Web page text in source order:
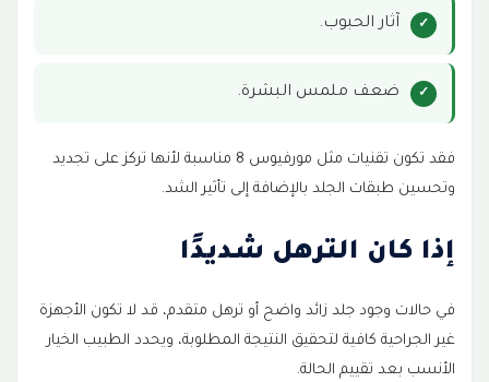
آثار الحبوب.
ضعف ملمس البشرة.
فقد تكون تقنيات مثل مورفيوس 8 مناسبة لأنها تركز على تجديد
وتحسين طبقات الجلد بالإضافة إلى تأثير الشد.
إذا كان الترهل شديدًا
في حالات وجود جلد زائد واضح أو ترهل متقدم، قد لا تكون الأجهزة
غير الجراحية كافية لتحقيق النتيجة المطلوبة، ويحدد الطبيب الخيار
الأنسب بعد تقييم الحالة.